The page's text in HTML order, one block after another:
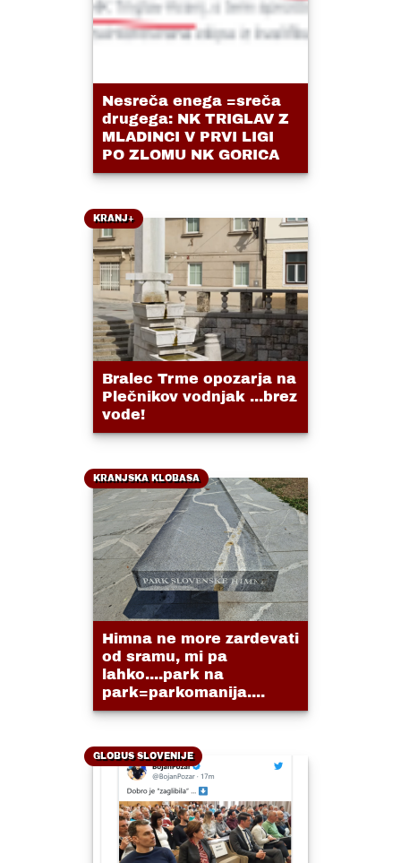
Nesreča enega =sreča
drugega: NK TRIGLAV Z
MLADINCI V PRVI LIGI
PO ZLOMU NK GORICA
KRANJ+
Bralec Trme opozarja na
Plečnikov vodnjak ...brez
vode!
KRANJSKA KLOBASA
Himna ne more zardevati
od sramu, mi pa
lahko....park na
park=parkomanija....
GLOBUS SLOVENIJE